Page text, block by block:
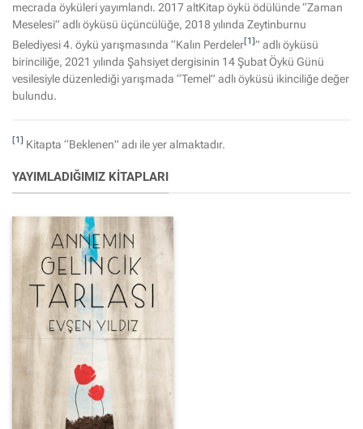
mecrada öyküleri yayımlandı. 2017 altKitap öykü ödülünde “Zaman
Meselesi” adlı öyküsü üçüncülüğe, 2018 yılında Zeytinburnu
Belediyesi 4. öykü yarışmasında “Kalın Perdeler[1]” adlı öyküsü
birinciliğe, 2021 yılında Şahsiyet dergisinin 14 Şubat Öykü Günü
vesilesiyle düzenlediği yarışmada “Temel” adlı öyküsü ikinciliğe değer
bulundu.
[1] Kitapta “Beklenen” adı ile yer almaktadır.
YAYIMLADIĞIMIZ KITAPLARI